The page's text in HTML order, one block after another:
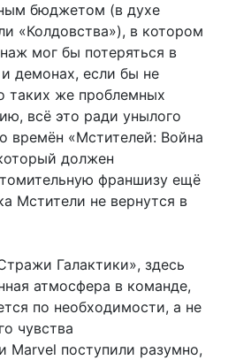
бюджетом (в духе
«Колдовства»), в котором
мог бы потеряться в
демонах, если бы не
таких же проблемных
всё это ради унылого
времён «Мстителей: Война
должен
франшизу ещё
Мстители не вернутся в
Галактики», здесь
атмосфера в команде,
по необходимости, а не
чувства
Marvel поступили разумно,